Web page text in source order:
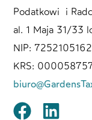
Podatkowi i
al. 1 Maja 31/33
NIP:
KRS: